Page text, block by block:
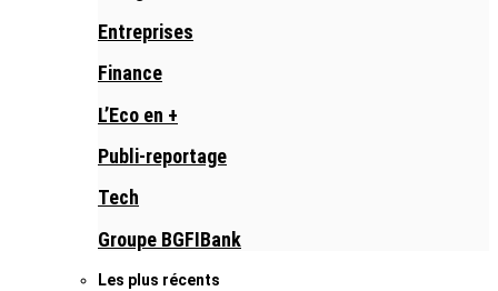
Entreprises
Finance
L’Eco en +
Publi-reportage
Tech
Groupe BGFIBank
Les plus récents